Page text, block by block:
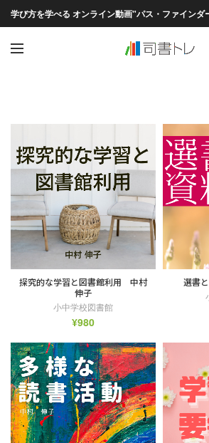
学び方を学べる オンライン動画"パス・ファインダ
探究的な学習と図書館利用 中村
伸子
小中学校図書館
¥980
選書